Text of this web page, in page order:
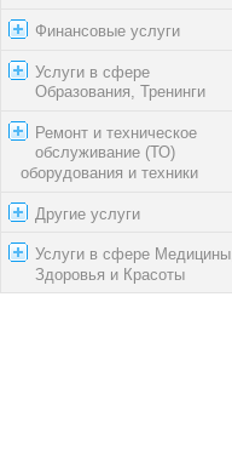
Финансовые услуги
Услуги в сфере
Образования, Тренинги
Ремонт и техническое
обслуживание (ТО)
оборудования и техники
Другие услуги
Услуги в сфере Медицины,
Здоровья и Красоты